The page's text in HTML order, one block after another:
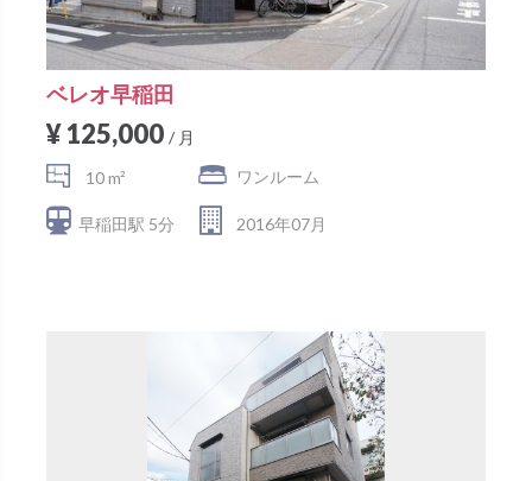
ベレオ早稲田
¥ 125,000 / 月
10 m²
早稲田駅 5分
ワンルーム
2016年07月